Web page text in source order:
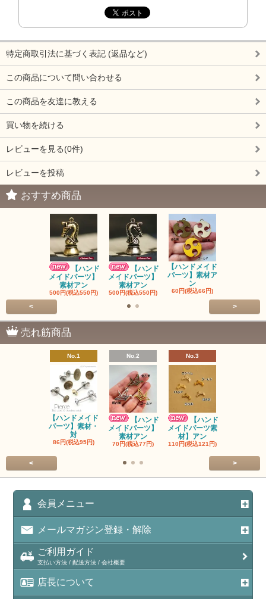
特定商取引法に基づく表記 (返品など)
この商品について問い合わせる
この商品を友達に教える
買い物を続ける
レビューを見る(0件)
レビューを投稿
おすすめ商品
【ハンド
メイドパーツ】
素材アン
500円(税込550円)
【ハンド
メイドパーツ】
素材アン
500円(税込550円)
【ハンドメイド
パーツ】素材ア
ン
60円(税込66円)
< >
売れ筋商品
No.1
【ハンドメイド
パーツ】素材・
対
86円(税込95円)
No.2
【ハンド
メイドパーツ】
素材アン
70円(税込77円)
No.3
【ハンド
メイドパーツ素
材】アン
110円(税込121円)
< >
会員メニュー
メールマガジン登録・解除
ご利用ガイド
支払い方法 / 配送方法 / 会社概要
店長について